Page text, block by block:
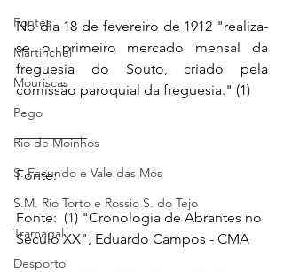
Fontes
Martinchel
Mouriscas
Pego
Rio de Moinhos
S. Facundo e Vale das Mós
S.M. Rio Torto e Rossio S. do Tejo
Tramagal
Desporto
No dia 18 de fevereiro de 1912 "realiza-
se o primeiro mercado mensal da
freguesia do Souto, criado pela
comissão paroquial da freguesia." (1)
Fonte:
Fonte:  (1) "Cronologia de Abrantes no
Século XX", Eduardo Campos - CMA